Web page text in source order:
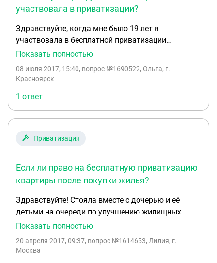
участвовала в приватизации?
Здравствуйте, когда мне было 19 лет я
участвовала в бесплатной приватизации
квартиры, в последствии я от квартиры
являюсь военнослужащей. В 2016 году я получила
социальному найму. Могу ли я ее бесплатно
приватизировать?
Показать полностью
08 июля 2017, 15:40, вопрос №1690522, Ольга, г.
Красноярск
1 ответ
Приватизация
Если ли право на бесплатную приватизацию
квартиры после покупки жилья?
Здравствуйте! Стояла вместе с дочерью и её
детьми на очереди по улучшению жилищных
условий. Прописаны были в муниципальной
куплена квартира в собственность. Могу я
Показать полностью
20 апреля 2017, 09:37, вопрос №1614653, Лилия, г.
Москва